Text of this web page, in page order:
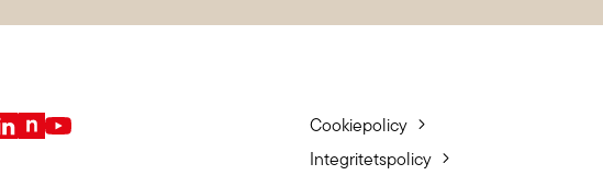
Cookiepolicy
Integritetspolicy